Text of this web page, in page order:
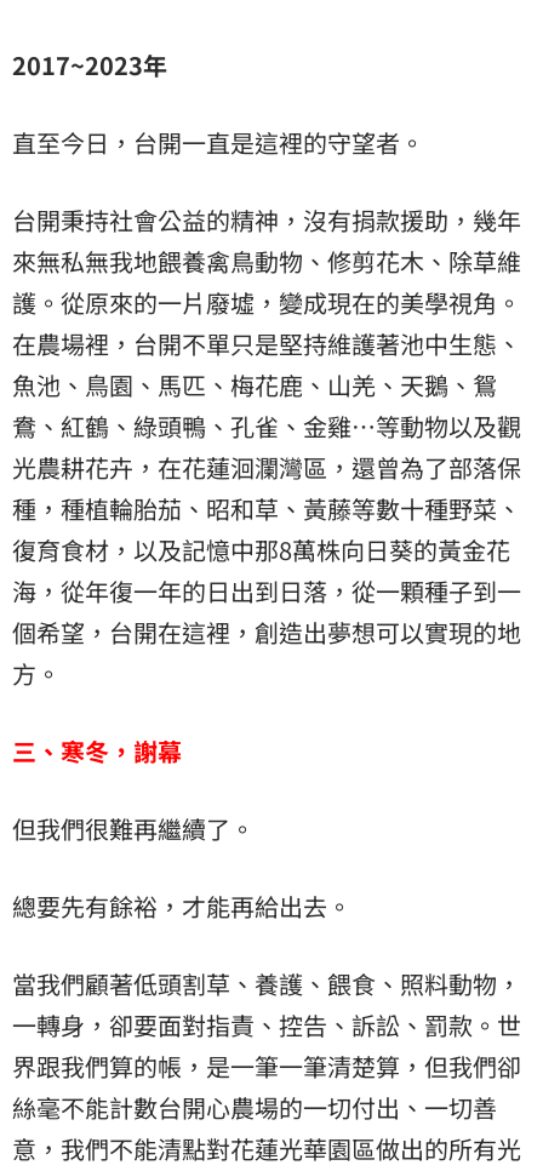
2017~2023年
直至今日，台開一直是這裡的守望者。
台開秉持社會公益的精神，沒有捐款援助，幾年
來無私無我地餵養禽鳥動物、修剪花木、除草維
護。從原來的一片廢墟，變成現在的美學視角。
在農場裡，台開不單只是堅持維護著池中生態、
魚池、鳥園、馬匹、梅花鹿、山羌、天鵝、鴛
鴦、紅鶴、綠頭鴨、孔雀、金雞…等動物以及觀
光農耕花卉，在花蓮洄瀾灣區，還曾為了部落保
種，種植輪胎茄、昭和草、黃藤等數十種野菜、
復育食材，以及記憶中那8萬株向日葵的黃金花
海，從年復一年的日出到日落，從一顆種子到一
個希望，台開在這裡，創造出夢想可以實現的地
方。
三、寒冬，謝幕
但我們很難再繼續了。
總要先有餘裕，才能再給出去。
當我們顧著低頭割草、養護、餵食、照料動物，
一轉身，卻要面對指責、控告、訴訟、罰款。世
界跟我們算的帳，是一筆一筆清楚算，但我們卻
絲毫不能計數台開心農場的一切付出、一切善
意，我們不能清點對花蓮光華園區做出的所有光